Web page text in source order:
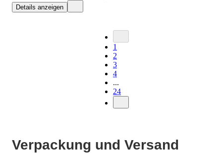
Details anzeigen
1
2
3
4
...
24
Verpackung und Versand